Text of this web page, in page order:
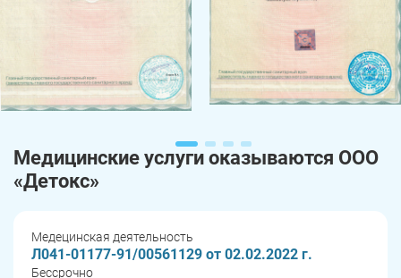
Медицинские услуги оказываются ООО
«Детокс»
Медецинская деятельность
Л041-01177-91/00561129 от 02.02.2022 г.
Бессрочно